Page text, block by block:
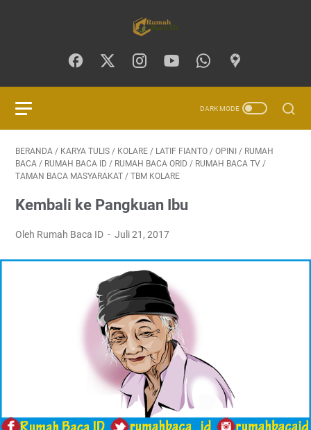
BERANDA / KARYA TULIS / KOLARE / LATIF FIANTO / OPINI / RUMAH
BACA / RUMAH BACA ID / RUMAH BACA ORID / RUMAH BACA TV /
TAMAN BACA MASYARAKAT / TBM KOLARE
Kembali ke Pangkuan Ibu
Oleh Rumah Baca ID Juli 21, 2017